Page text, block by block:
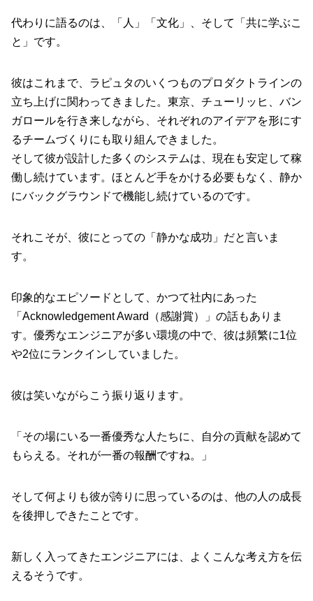
代わりに語るのは、「人」「文化」、そして「共に学ぶこ
と」です。
彼はこれまで、ラピュタのいくつものプロダクトラインの
立ち上げに関わってきました。東京、チューリッヒ、バン
ガロールを行き来しながら、それぞれのアイデアを形にす
るチームづくりにも取り組んできました。
そして彼が設計した多くのシステムは、現在も安定して稼
働し続けています。ほとんど手をかける必要もなく、静か
にバックグラウンドで機能し続けているのです。
それこそが、彼にとっての「静かな成功」だと言いま
す。
印象的なエピソードとして、かつて社内にあった
「Acknowledgement Award（感謝賞）」の話もありま
す。優秀なエンジニアが多い環境の中で、彼は頻繁に1位
や2位にランクインしていました。
彼は笑いながらこう振り返ります。
「その場にいる一番優秀な人たちに、自分の貢献を認めて
もらえる。それが一番の報酬ですね。」
そして何よりも彼が誇りに思っているのは、他の人の成長
を後押しできたことです。
新しく入ってきたエンジニアには、よくこんな考え方を伝
えるそうです。